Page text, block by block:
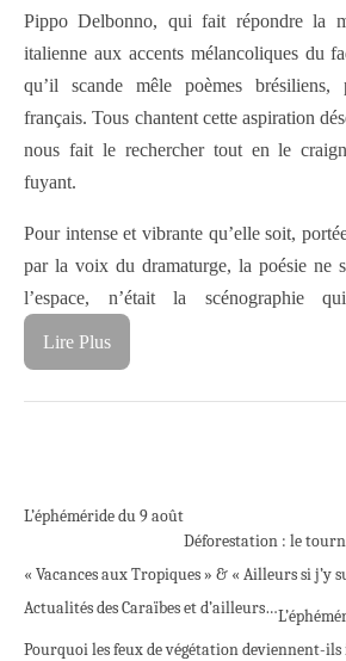
Pippo Delbonno, qui fait répondre la
italienne aux accents mélancoliques du
qu’il scande mêle poèmes brésiliens,
français. Tous chantent cette aspiration
nous fait le rechercher tout en le
fuyant.
Pour intense et vibrante qu’elle soit,
par la voix du dramaturge, la poésie ne
l’espace, n’était la scénographie qui
Lire Plus
L’éphéméride du 9 août
Déforestation : le
« Vacances aux Tropiques » & « Ailleurs si j’y
Actualités des Caraïbes et d’ailleurs…
Pourquoi les feux de végétation deviennent-ils